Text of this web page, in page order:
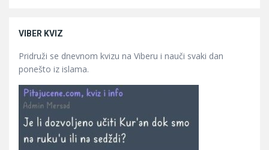
VIBER KVIZ
Pridruži se dnevnom kvizu na Viberu i nauči svaki dan
ponešto iz islama.